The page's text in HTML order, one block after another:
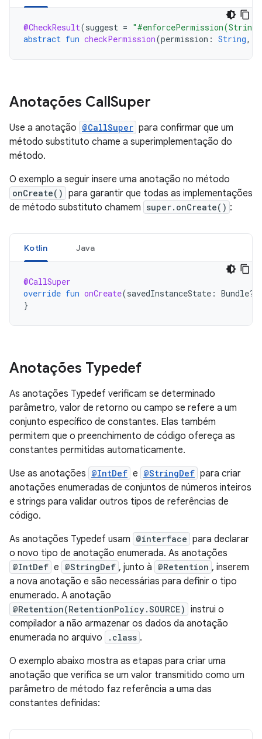
@CheckResult(suggest =
abstract fun checkPermission(permission : String,
Anotações CallSuper
Use a anotação @CallSuper para confirmar que um
método substituto chame a superimplementação do
método.
O exemplo a seguir insere uma anotação no método
onCreate() para garantir que todas as implementações
de método substituto chamem super.onCreate() :
Kotlin Java
@CallSuper
override fun onCreate(savedInstanceState : Bundle?)
}
Anotações Typedef
As anotações Typedef verificam se determinado
parâmetro, valor de retorno ou campo se refere a um
conjunto específico de constantes. Elas também
permitem que o preenchimento de código ofereça as
constantes permitidas automaticamente.
Use as anotações @IntDef e @StringDef para criar
anotações enumeradas de conjuntos de números inteiros
e strings para validar outros tipos de referências de
código.
As anotações Typedef usam @interface para declarar
o novo tipo de anotação enumerada. As anotações
@IntDef e @StringDef , junto à @Retention , inserem
a nova anotação e são necessárias para definir o tipo
enumerado. A anotação
@Retention(RetentionPolicy.SOURCE) instrui o
compilador a não armazenar os dados da anotação
enumerada no arquivo
.class .
O exemplo abaixo mostra as etapas para criar uma
anotação que verifica se um valor transmitido como um
parâmetro de método faz referência a uma das
constantes definidas: